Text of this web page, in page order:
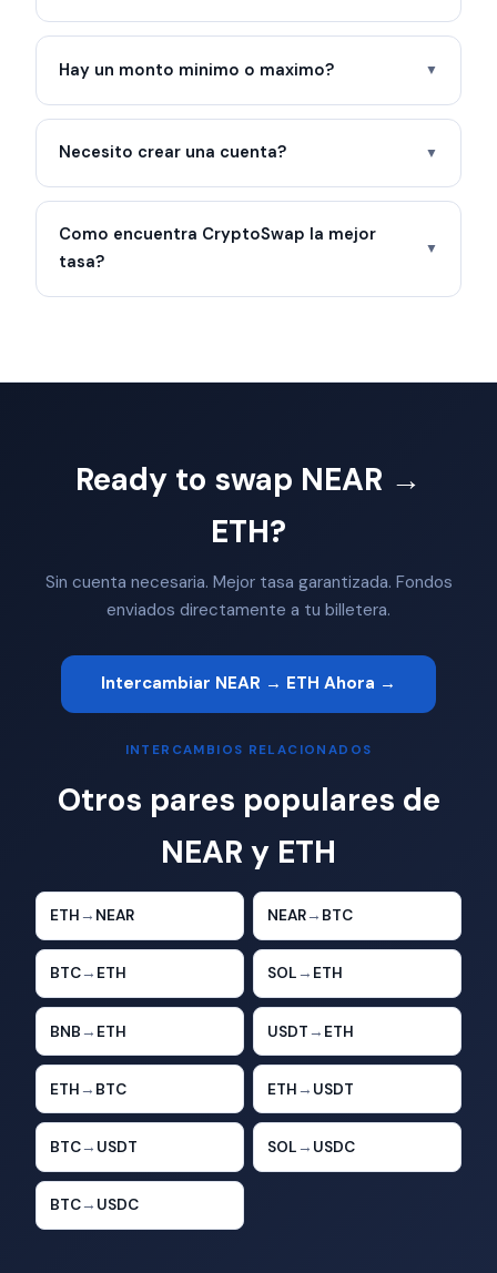
Hay un monto minimo o maximo? ▼
Necesito crear una cuenta? ▼
Como encuentra CryptoSwap la mejor
tasa?
▼
Ready to swap NEAR →
ETH?
Sin cuenta necesaria. Mejor tasa garantizada. Fondos
enviados directamente a tu billetera.
Intercambiar NEAR → ETH Ahora →
INTERCAMBIOS RELACIONADOS
Otros pares populares de
NEAR y ETH
ETH → NEAR NEAR→ BTC
BTC→ ETH SOL → ETH
BNB → ETH USDT → ETH
ETH → BTC ETH → USDT
BTC→ USDT SOL → USDC
BTC→ USDC